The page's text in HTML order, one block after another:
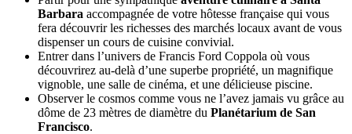
Barbara accompagnée de votre hôtesse française qui vous
fera découvrir les richesses des marchés locaux avant de vous
dispenser un cours de cuisine convivial.
Entrer dans l’univers de Francis Ford Coppola où vous
découvrirez au-delà d’une superbe propriété, un magnifique
vignoble, une salle de cinéma, et une délicieuse piscine.
Observer le cosmos comme vous ne l’avez jamais vu grâce au
dôme de 23 mètres de diamètre du Planétarium de San
Francisco.